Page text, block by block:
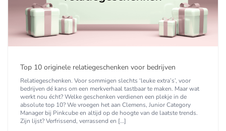
Top 10 originele relatiegeschenken voor bedrijven
Relatiegeschenken. Voor sommigen slechts ‘leuke extra’s’, voor
bedrijven dé kans om een merkverhaal tastbaar te maken. Maar wat
werkt nou écht? Welke geschenken verdienen een plekje in de
absolute top 10? We vroegen het aan Clemens, Junior Category
Manager bij Pinkcube en altijd op de hoogte van de laatste trends.
Zijn lijst? Verfrissend, verrassend en […]